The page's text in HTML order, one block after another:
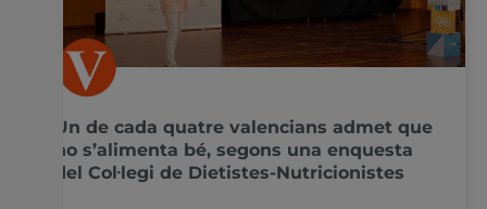
Un de cada quatre valencians admet que
no s’alimenta bé, segons una enquesta
del Col·legi de Dietistes-Nutricionistes